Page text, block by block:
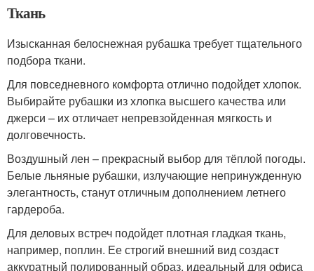
Ткань
Изысканная белоснежная рубашка требует тщательного
подбора ткани.
Для повседневного комфорта отлично подойдет хлопок.
Выбирайте рубашки из хлопка высшего качества или
джерси – их отличает непревзойденная мягкость и
долговечность.
Воздушный лен – прекрасный выбор для тёплой погоды.
Белые льняные рубашки, излучающие непринужденную
элегантность, станут отличным дополнением летнего
гардероба.
Для деловых встреч подойдет плотная гладкая ткань,
например, поплин. Ее строгий внешний вид создаст
аккуратный полированный образ, идеальный для офиса